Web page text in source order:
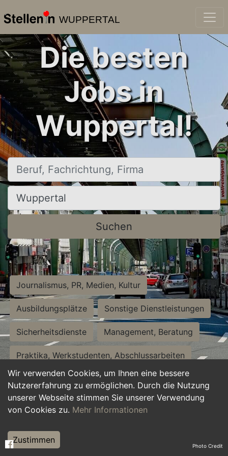
WUPPERTAL
Wir verwenden Cookies, um Ihnen eine bessere
Nutzererfahrung zu ermöglichen. Durch die Nutzung
unserer Webseite stimmen Sie unserer Verwendung
von Cookies zu. Mehr Informationen
Zustimmen
Die besten
Jobs in
Wuppertal!
Beruf, Fachrichtung, Firma
Ort, Stadt
Suchen
Journalismus, PR, Medien, Kultur
Ausbildungsplätze Sonstige Dienstleistungen
Sicherheitsdienste Management, Beratung
Praktika, Werkstudenten, Abschlussarbeiten
Personalwesen Assistenz, Sekretariat
Hilfskräfte, Aushilfs- und Nebenjobs
Weiterbildung, Studium, duale Ausbildung Photo Credit